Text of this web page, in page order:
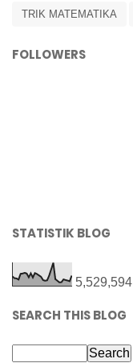
TRIK MATEMATIKA
FOLLOWERS
STATISTIK BLOG
5,529,594
SEARCH THIS BLOG